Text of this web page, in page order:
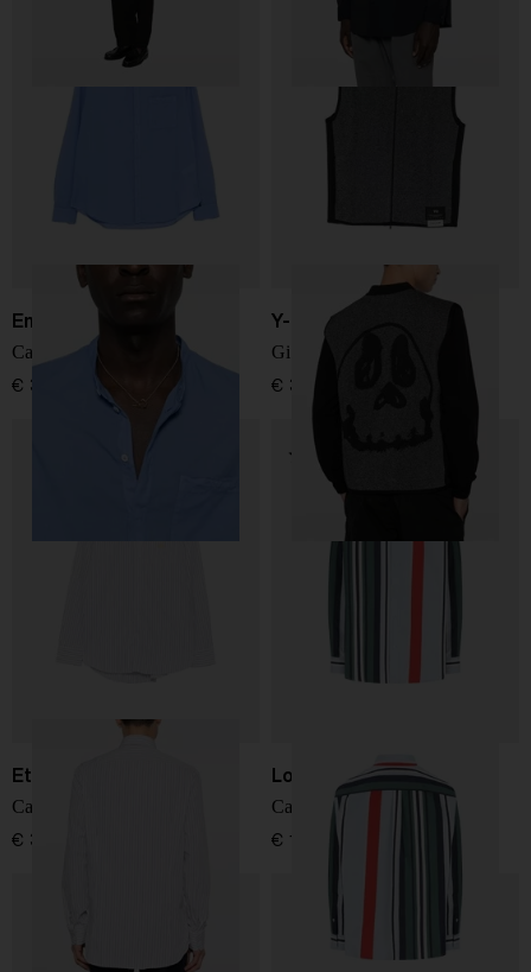
Emporio Armani
Camicia in cotone
€ 350,00
Y-3
Gilet in nylon da corsa
€ 350,00
Etro
Camicia di cotone a righe
€ 390,00
Loewe
Camicia a righe Anagram
€ 1.100,00